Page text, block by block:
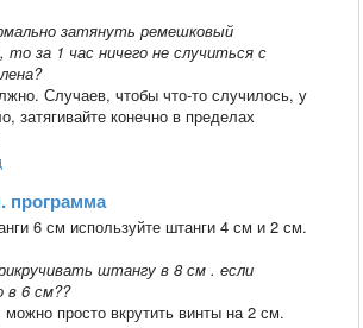
затянуть ремешковый
то за 1 час ничего не случиться с
Случаев, чтобы что-то случилось, у
затягивайте конечно в пределах
программа
6 см используйте штанги 4 см и 2 см.
штангу в 8 см . если
в 6 см??
просто вкрутить винты на 2 см.